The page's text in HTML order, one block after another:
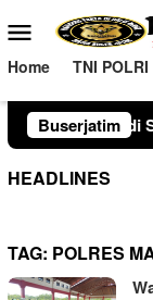
ke
konten
Menu
Mobile
Home TNI POLRI
Buserjatim
Pelajar
HEADLINES
TAG: POLRES